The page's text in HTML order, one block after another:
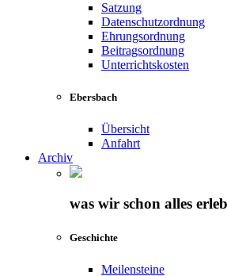
Satzung
Datenschutzordnung
Ehrungsordnung
Beitragsordnung
Unterrichtskosten
Ebersbach
Übersicht
Anfahrt
Archiv
was wir schon alles
Geschichte
Meilensteine